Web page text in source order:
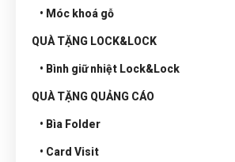
• Móc khoá gỗ
QUÀ TẶNG LOCK&LOCK
• Bình giữ nhiệt Lock&Lock
QUÀ TẶNG QUẢNG CÁO
• Bìa Folder
• Card Visit